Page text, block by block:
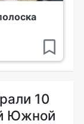
10
Южной